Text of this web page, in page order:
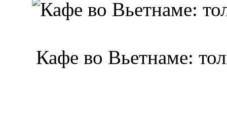
Кафе во Вьетнаме: